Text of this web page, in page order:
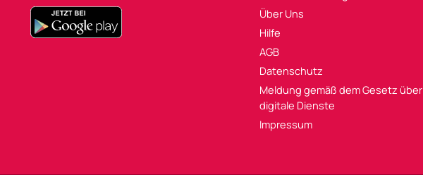
Über Uns
Hilfe
AGB
Datenschutz
Meldung gemäß dem Gesetz über
digitale Dienste
Impressum